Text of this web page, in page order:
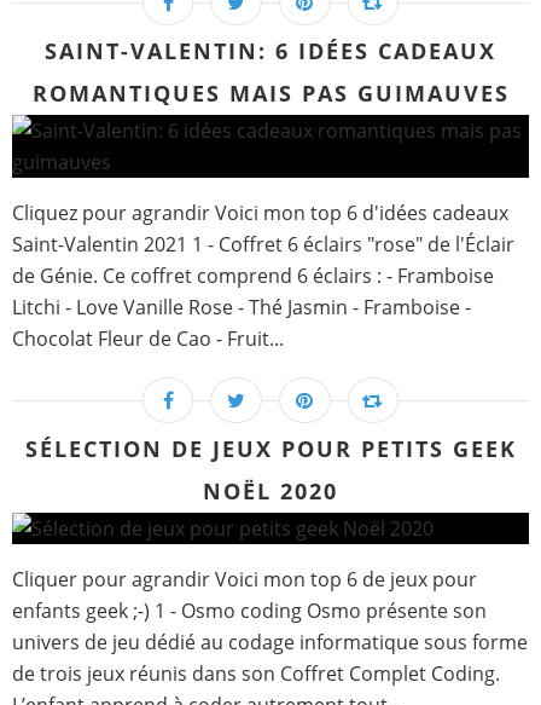
SAINT-VALENTIN: 6 IDÉES CADEAUX
ROMANTIQUES MAIS PAS GUIMAUVES
Cliquez pour agrandir Voici mon top 6 d'idées cadeaux
Saint-Valentin 2021 1 - Coffret 6 éclairs "rose" de l'Éclair
de Génie. Ce coffret comprend 6 éclairs : - Framboise
Litchi - Love Vanille Rose - Thé Jasmin - Framboise -
Chocolat Fleur de Cao - Fruit...
SÉLECTION DE JEUX POUR PETITS GEEK
NOËL 2020
Cliquer pour agrandir Voici mon top 6 de jeux pour
enfants geek ;-) 1 - Osmo coding Osmo présente son
univers de jeu dédié au codage informatique sous forme
de trois jeux réunis dans son Coffret Complet Coding.